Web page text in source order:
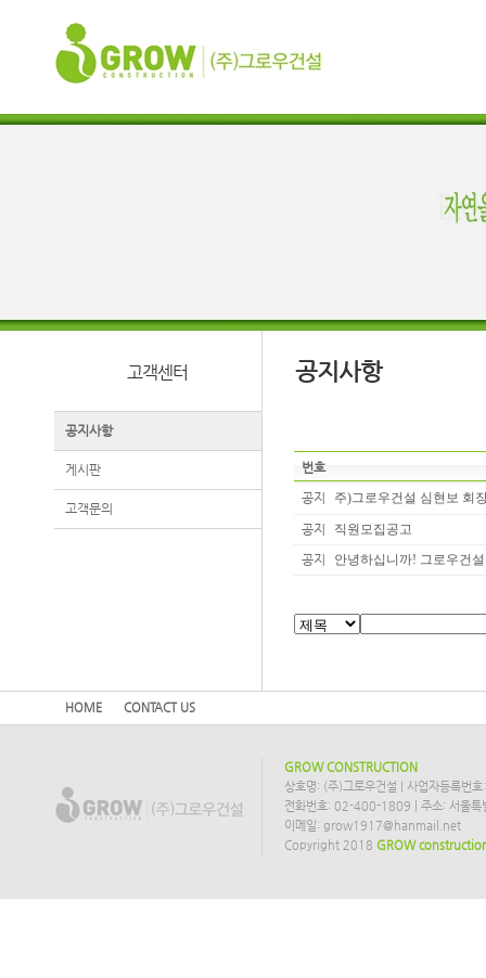
고객센터
공지사항
게시판
고객문의
공지사항
번호
공지
주)그로우건설 심현보 회
공지
직원모집공고
공지
안녕하십니까! 그로우건
HOME CONTACT US
GROW CONSTRUCTION
상호명: (주)그로우건설 | 사업자등록
전화번호: 02-400-1809 | 주소: 서울특
이메일: grow1917@hanmail.net
Copyright 2018 GROW